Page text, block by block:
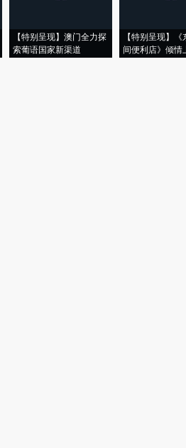
【特别呈现】澳门全力探
索葡语国家新渠道
【特别呈现】《
间便利店》倾情